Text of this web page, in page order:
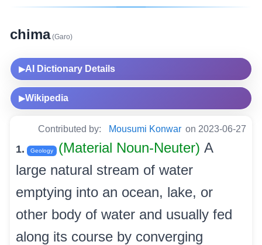
chima(Garo)
▶AI Dictionary Details
▶Wikipedia
Contributed by: Mousumi Konwar on 2023-06-27
1. Geology (Material Noun-Neuter) A
large natural stream of water
emptying into an ocean, lake, or
other body of water and usually fed
along its course by converging